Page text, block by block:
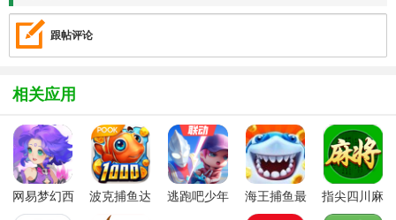
跟帖评论
相关应用
网易梦幻西
游手游
波克捕鱼达
人千炮版
逃跑吧少年
海王捕鱼最
新版官方正
指尖四川麻
将app最新